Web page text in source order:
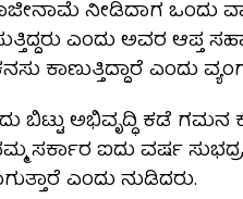
ನೀಡಿದಾಗ ಒಂದು
ಎಂದು ಅವರ ಆಪ್ತ
ಕಾಣುತ್ತಿದ್ದಾರೆ ಎಂದು
ಬಿಟ್ಟು ಅಭಿವೃದ್ಧಿ ಕಡೆ
ಸರ್ಕಾರ ಐದು ವರ್ಷ
ಎಂದು ನುಡಿದರು.